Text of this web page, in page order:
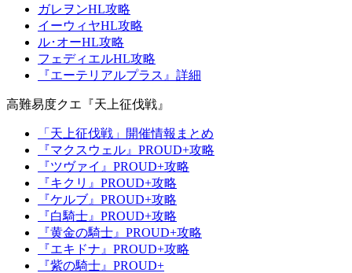
ガレヲンHL攻略
イーウィヤHL攻略
ル･オーHL攻略
フェディエルHL攻略
『エーテリアルプラス』詳細
高難易度クエ『天上征伐戦』
「天上征伐戦」開催情報まとめ
『マクスウェル』PROUD+攻略
『ツヴァイ』PROUD+攻略
『キクリ』PROUD+攻略
『ケルブ』PROUD+攻略
『白騎士』PROUD+攻略
『黄金の騎士』PROUD+攻略
『エキドナ』PROUD+攻略
『紫の騎士』PROUD+